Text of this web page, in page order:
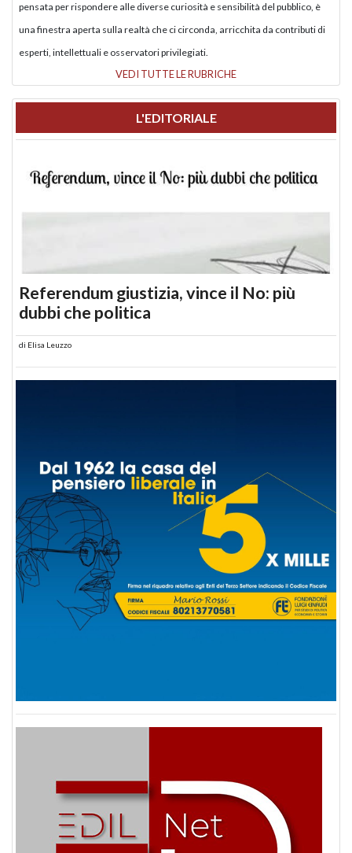
pensata per rispondere alle diverse curiosità e sensibilità del pubblico, è
una finestra aperta sulla realtà che ci circonda, arricchita da contributi di
esperti, intellettuali e osservatori privilegiati.
VEDI TUTTE LE RUBRICHE
L'EDITORIALE
Referendum giustizia, vince il No: più
dubbi che politica
di Elisa Leuzzo